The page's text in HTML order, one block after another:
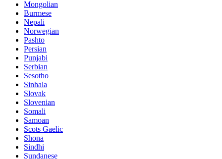
Mongolian
Burmese
Nepali
Norwegian
Pashto
Persian
Punjabi
Serbian
Sesotho
Sinhala
Slovak
Slovenian
Somali
Samoan
Scots Gaelic
Shona
Sindhi
Sundanese